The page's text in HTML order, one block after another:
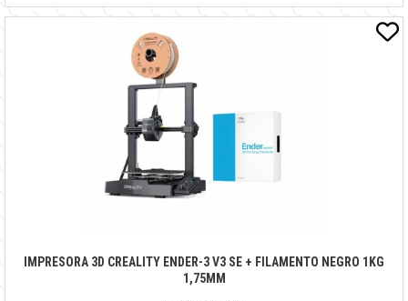
IMPRESORA 3D CREALITY ENDER-3 V3 SE + FILAMENTO NEGRO 1KG
1,75MM